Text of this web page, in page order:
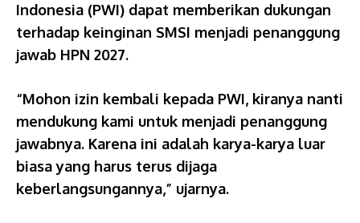
Indonesia (PWI) dapat memberikan dukungan
terhadap keinginan SMSI menjadi penanggung
jawab HPN 2027.
“Mohon izin kembali kepada PWI, kiranya nanti
mendukung kami untuk menjadi penanggung
jawabnya. Karena ini adalah karya-karya luar
biasa yang harus terus dijaga
keberlangsungannya,” ujarnya.